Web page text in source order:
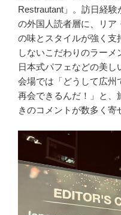
Restrautant」。訪日経験
の外国人読者層に、リア
の味とスタイルが強く支
しないこだわりのラー
日本式パフェなどの美
会場では「どうして広州
再会できるんだ！」と、
きのコメントが数多く寄